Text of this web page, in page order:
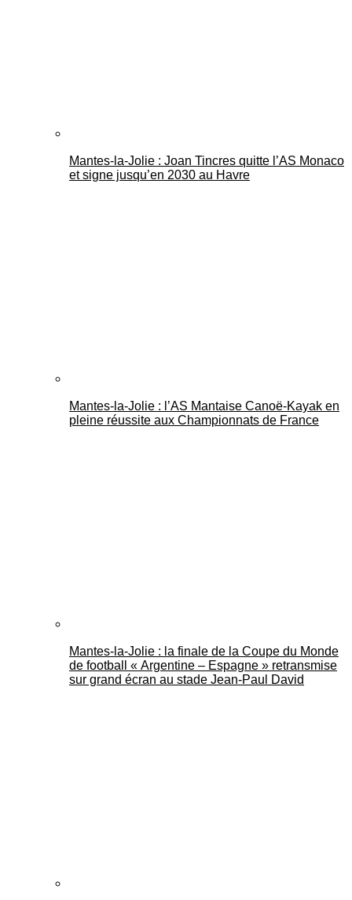
Mantes-la-Jolie : Joan Tincres quitte l’AS Monaco
et signe jusqu’en 2030 au Havre
Mantes-la-Jolie : l’AS Mantaise Canoë‑Kayak en
pleine réussite aux Championnats de France
Mantes-la-Jolie : la finale de la Coupe du Monde
de football « Argentine – Espagne » retransmise
sur grand écran au stade Jean-Paul David